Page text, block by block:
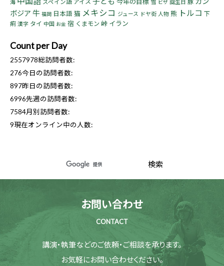
海 スペイン語 アイス 雪 ビザ 誕生日 豚
ボジア 牛 福岡 日本語 猫 メキシコ ジュース ドヤ街 人物 熊 トルコ 下
痢 漢字 タイ 中国 お金 宿 くまモン 峠 イラン
Count per Day
2557978総訪問者数:
276今日の訪問者数:
897昨日の訪問者数:
6996先週の訪問者数:
7584月別訪問者数:
9現在オンライン中の人数:
お問い合わせ
CONTACT
講演・執筆などのご依頼・ご相談を承ります。
お気軽にお問い合わせください。